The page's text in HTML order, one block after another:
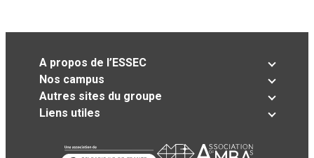
A propos de l’ESSEC
Nos campus
Autres sites du groupe
Liens utiles